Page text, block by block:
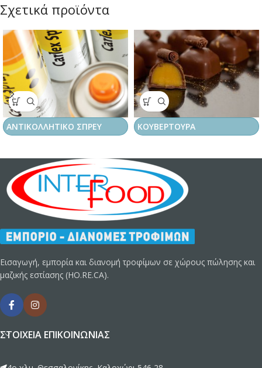
Σχετικά προϊόντα
ΑΝΤΙΚΟΛΛΗΤΙΚΟ ΣΠΡΕΥ ΚΟΥΒΕΡΤΟΥΡΑ
Εισαγωγή, εμπορία και διανομή τροφίμων σε χώρους πώλησης και
μαζικής εστίασης (HO.RE.CA).
ΣΤΟΙΧΕΊΑ ΕΠΙΚΟΙΝΩΝΊΑΣ